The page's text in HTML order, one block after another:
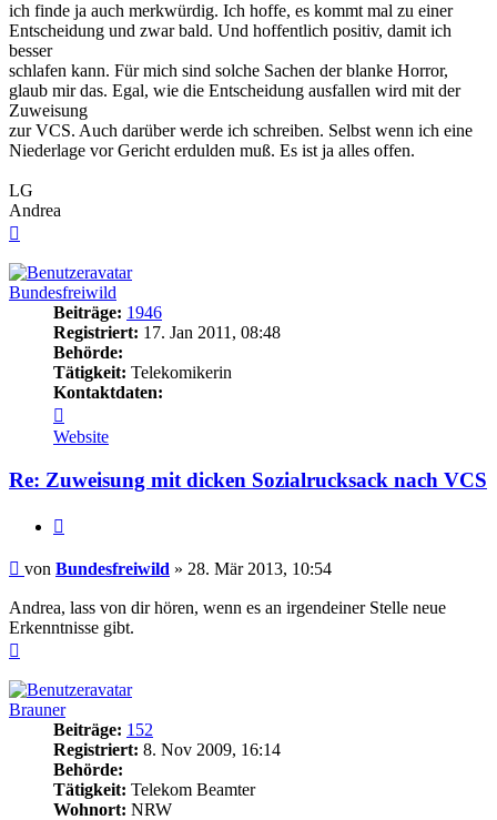
ich finde ja auch merkwürdig. Ich hoffe, es kommt mal zu einer
Entscheidung und zwar bald. Und hoffentlich positiv, damit ich
besser
schlafen kann. Für mich sind solche Sachen der blanke Horror,
glaub mir das. Egal, wie die Entscheidung ausfallen wird mit der
Zuweisung
zur VCS. Auch darüber werde ich schreiben. Selbst wenn ich eine
Niederlage vor Gericht erdulden muß. Es ist ja alles offen.
LG
Andrea
Bundesfreiwild
Beiträge: 1946
Registriert: 17. Jan 2011, 08:48
Behörde:
Tätigkeit: Telekomikerin
Kontaktdaten:
von
Bundesfreiwild
Website
Re: Zuweisung mit dicken Sozialrucksack nach VCS
Beitrag
von Bundesfreiwild » 28. Mär 2013, 10:54
Andrea, lass von dir hören, wenn es an irgendeiner Stelle neue
Erkenntnisse gibt.
Brauner
Beiträge: 152
Registriert: 8. Nov 2009, 16:14
Behörde:
Tätigkeit: Telekom Beamter
Wohnort: NRW